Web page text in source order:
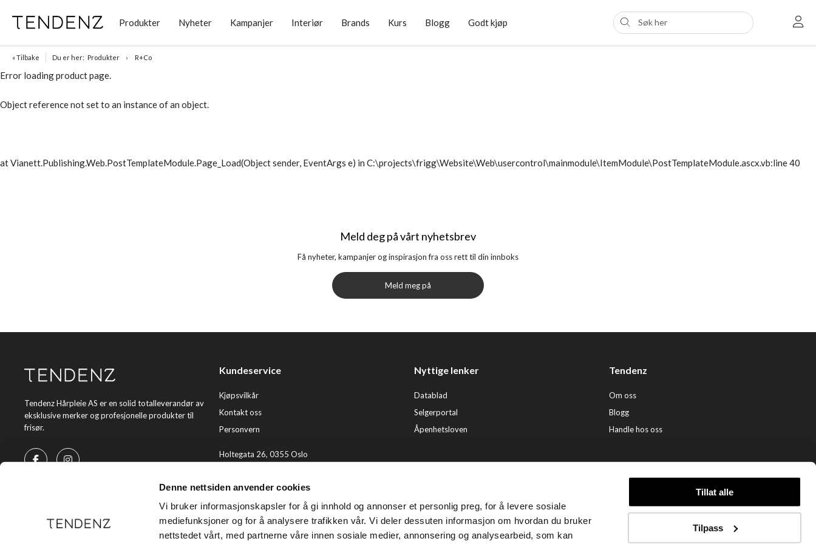
Denne nettsiden anvender cookies
Vi bruker informasjonskapsler for å gi innhold og annonser et personlig preg, for å levere sosiale
mediefunksjoner og for å analysere trafikken vår. Vi deler dessuten informasjon om hvordan du bruker
nettstedet vårt, med partnerne våre innen sosiale medier, annonsering og analysearbeid, som kan
Tillat alle
Tilpass
Produkter Nyheter Kampanjer Interiør Brands Kurs Blogg Godt kjøp
« Tilbake Du er her: Produkter R+Co
Error loading product page.
Object reference not set to an instance of an object.
at Vianett.Publishing.Web.PostTemplateModule.Page_Load(Object sender, EventArgs e) in C:\projects\frigg\Website\Web\usercontrol\mainmodule\ItemModule\PostTemplateModule.ascx.vb:line 40
Meld deg på vårt nyhetsbrev
Få nyheter, kampanjer og inspirasjon fra oss rett til din innboks
Meld meg på
Tendenz Hårpleie AS er en solid totalleverandør av
eksklusive merker og profesjonelle produkter til
frisør.
Kundeservice
Kjøpsvilkår
Kontakt oss
Personvern
Holtegata 26, 0355 Oslo
E-post:kundeservice@tendenz.net
Nyttige lenker
Datablad
Selgerportal
Åpenhetsloven
Tendenz
Om oss
Blogg
Handle hos oss
© Tendenz Hårpleie AS (org. nr. 948 341 662) |Nettbutikk levert av Kréatif